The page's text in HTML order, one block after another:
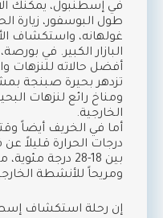
في إسطنبول، يمكنك
طول البوسفور، زيارة
غولهانه، واستكشاف
البازار الكبير. في
أفضل حالاته للنزهات
تزدهر بحيرة صبنجة
ومناخ رائع لنزهات
الخارجية.
أما في الخريف أيضاً
درجات الحرارة قليلاً
بين 18-28 درجة
ومريحاً للأنشطة
إن رحلة استكشاف